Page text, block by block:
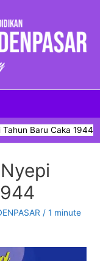
Baru Caka 1944
/ 1 minute